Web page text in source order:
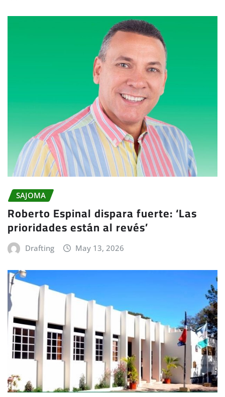
SAJOMA
Roberto Espinal dispara fuerte: ‘Las
prioridades están al revés’
Drafting May 13, 2026